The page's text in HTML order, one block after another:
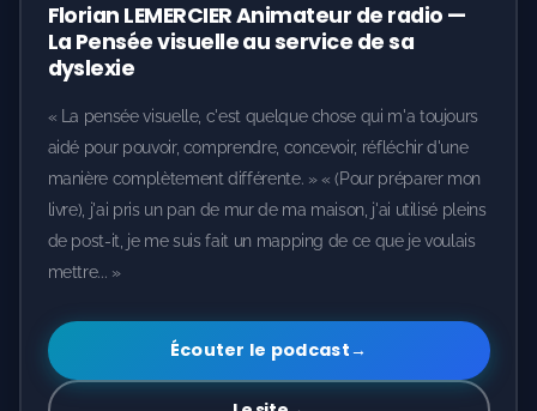
Florian LEMERCIER Animateur de radio —
La Pensée visuelle au service de sa
dyslexie
« La pensée visuelle, c'est quelque chose qui m'a toujours
aidé pour pouvoir, comprendre, concevoir, réfléchir d'une
manière complètement différente. » « (Pour préparer mon
livre), j'ai pris un pan de mur de ma maison, j'ai utilisé pleins
de post-it, je me suis fait un mapping de ce que je voulais
mettre... »
Écouter le podcast→